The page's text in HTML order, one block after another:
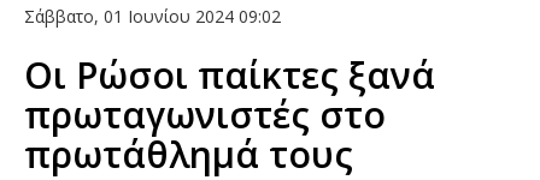
Σάββατο, 01 Ιουνίου 2024 09:02
Οι Ρώσοι παίκτες ξανά
πρωταγωνιστές στο
πρωτάθλημά τους